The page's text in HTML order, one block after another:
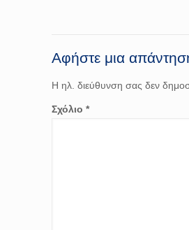
Αφήστε μια
Η ηλ. διεύθυνση σας δεν
Σχόλιο*